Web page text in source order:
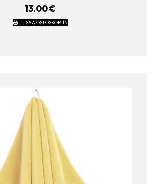
13.00€
LISÄÄ OSTOSKORIIN